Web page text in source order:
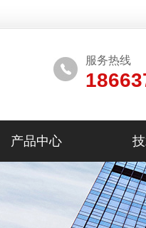
服务热线
产品中心